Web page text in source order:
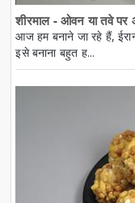
शीरमाल - ओवन या तवे
आज हम बनाने जा रहे हैं,
इसे बनाना बहुत ह...